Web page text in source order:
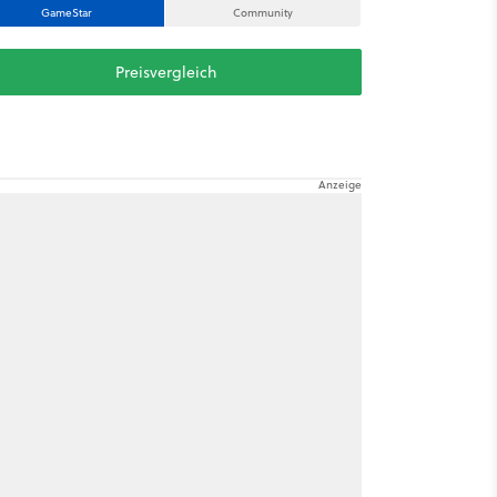
GameStar Community
Preisvergleich